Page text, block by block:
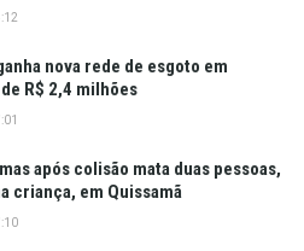
nova rede de esgoto em
R$ 2,4 milhões
após colisão mata duas pessoas,
criança, em Quissamã